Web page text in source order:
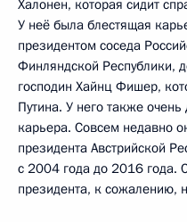
Халонен, которая сидит
У неё была блестящая
президентом соседа
Финляндской Республики,
господин Хайнц Фишер,
Путина. У него также
карьера. Совсем недавно
президента Австрийской
с 2004 года до 2016 года.
президента, к сожалению,